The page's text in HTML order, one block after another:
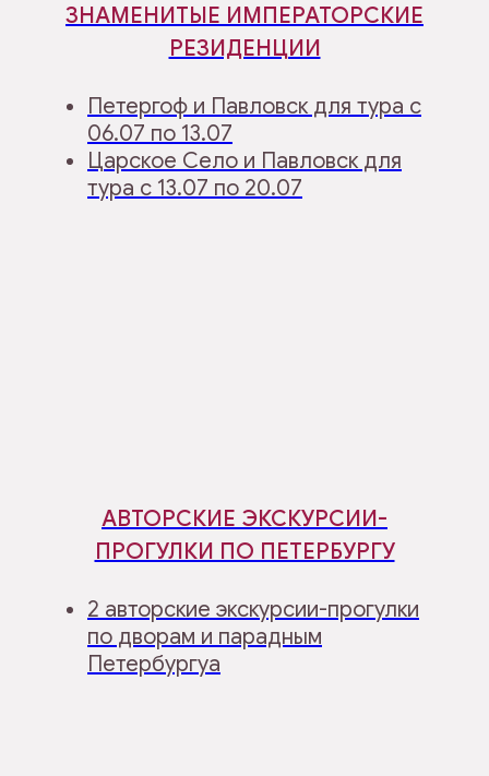
ЗНАМЕНИТЫЕ ИМПЕРАТОРСКИЕ
РЕЗИДЕНЦИИ
Петергоф и Павловск для тура с
06.07 по 13.07
Царское Село и Павловск для
тура с 13.07 по 20.07
АВТОРСКИЕ ЭКСКУРСИИ-
ПРОГУЛКИ ПО ПЕТЕРБУРГУ
2 авторские экскурсии-прогулки
по дворам и парадным
Петербургуа